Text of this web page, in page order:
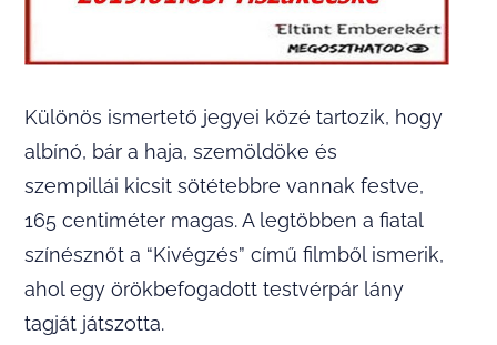
Különös ismertető jegyei közé tartozik, hogy
albínó, bár a haja, szemöldöke és
szempillái kicsit sötétebbre vannak festve,
165 centiméter magas. A legtöbben a fiatal
színésznőt a “Kivégzés” című filmből ismerik,
ahol egy örökbefogadott testvérpár lány
tagját játszotta.